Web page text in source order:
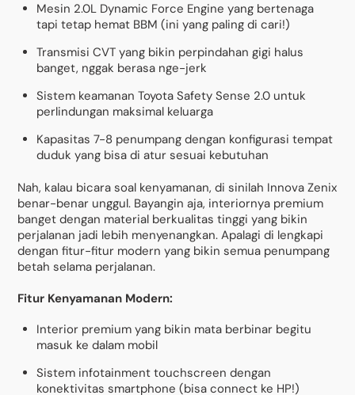
Mesin 2.0L Dynamic Force Engine yang bertenaga
tapi tetap hemat BBM (ini yang paling di cari!)
Transmisi CVT yang bikin perpindahan gigi halus
banget, nggak berasa nge-jerk
Sistem keamanan Toyota Safety Sense 2.0 untuk
perlindungan maksimal keluarga
Kapasitas 7-8 penumpang dengan konfigurasi tempat
duduk yang bisa di atur sesuai kebutuhan
Nah, kalau bicara soal kenyamanan, di sinilah Innova Zenix
benar-benar unggul. Bayangin aja, interiornya premium
banget dengan material berkualitas tinggi yang bikin
perjalanan jadi lebih menyenangkan. Apalagi di lengkapi
dengan fitur-fitur modern yang bikin semua penumpang
betah selama perjalanan.
Fitur Kenyamanan Modern:
Interior premium yang bikin mata berbinar begitu
masuk ke dalam mobil
Sistem infotainment touchscreen dengan
konektivitas smartphone (bisa connect ke HP!)